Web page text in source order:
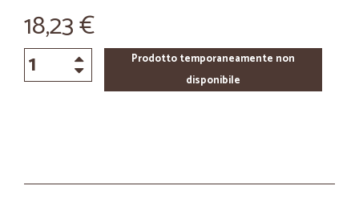
18,23 €
Prodotto temporaneamente non
disponibile